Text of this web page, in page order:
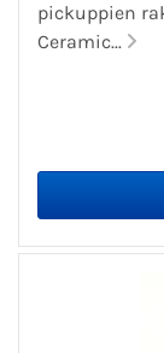
pickuppien
Ceramic...